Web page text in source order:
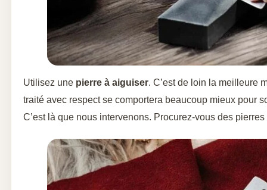
Utilisez une pierre à aiguiser. C’est de loin la meilleure
traité avec respect se comportera beaucoup mieux pour
C’est là que nous intervenons. Procurez-vous des